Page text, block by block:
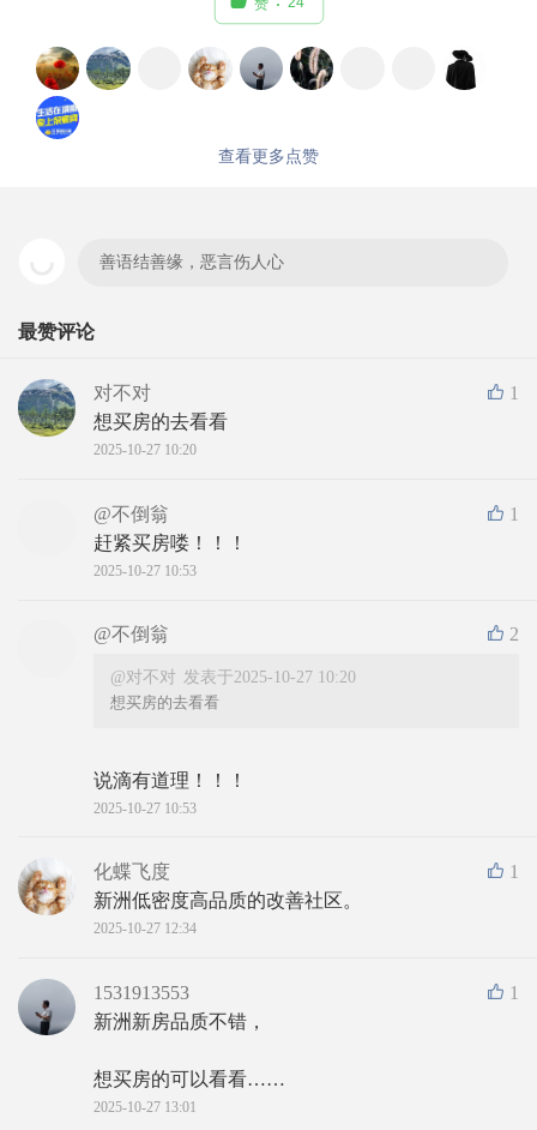
赞
查看更多点赞
善语结善缘，恶言伤人心
最赞评论
1
对不对
想买房的去看看
2025-10-27 10:20
1
@不倒翁
赶紧买房喽！！！
2025-10-27 10:53
2
@不倒翁
@对不对 发表于2025-10-27 10:20
想买房的去看看
说滴有道理！！！
2025-10-27 10:53
1
化蝶飞度
新洲低密度高品质的改善社区。
2025-10-27 12:34
1
1531913553
新洲新房品质不错，
想买房的可以看看……
2025-10-27 13:01